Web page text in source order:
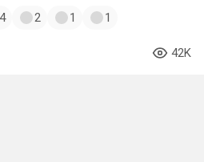
4 2 1 1
42K